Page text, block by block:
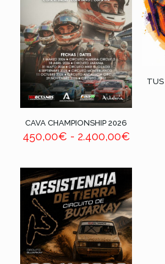
CAVA CHAMPIONSHIP 2026
450,00€ - 2.400,00€
desde
hasta
TUS